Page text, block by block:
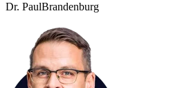
Dr. PaulBrandenburg